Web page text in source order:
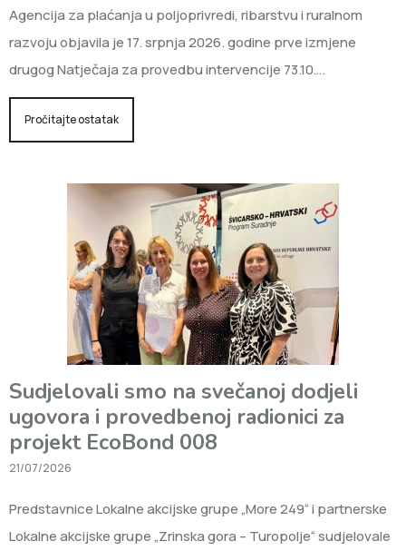
Agencija za plaćanja u poljoprivredi, ribarstvu i ruralnom
razvoju objavila je 17. srpnja 2026. godine prve izmjene
drugog Natječaja za provedbu intervencije 73.10….
Pročitajte ostatak
Sudjelovali smo na svečanoj dodjeli
ugovora i provedbenoj radionici za
projekt EcoBond 008
21/07/2026
Predstavnice Lokalne akcijske grupe „More 249“ i partnerske
Lokalne akcijske grupe „Zrinska gora – Turopolje“ sudjelovale